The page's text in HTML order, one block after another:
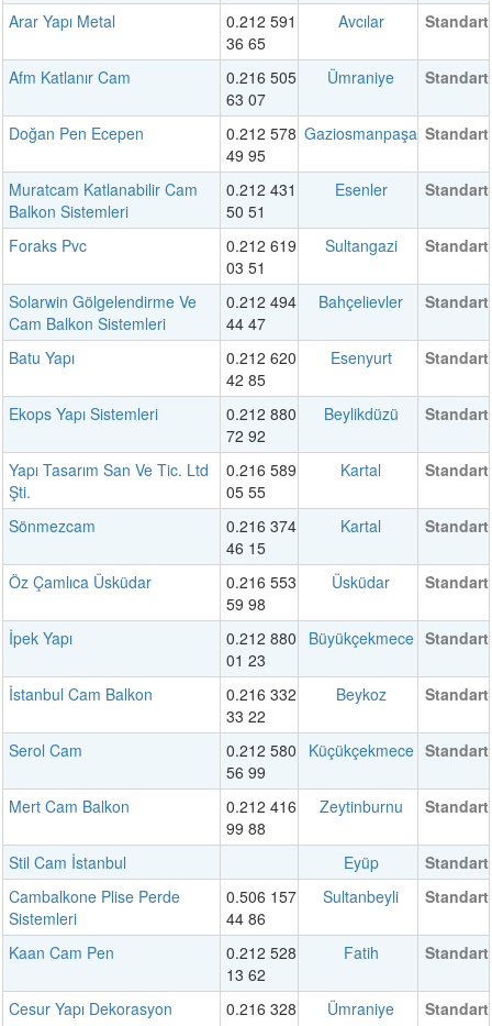
Arar Yapı Metal
0.212 591
36 65
Avcılar Standart
Afm Katlanır Cam
0.216 505
63 07
Ümraniye Standart
Doğan Pen Ecepen
0.212 578
49 95
Gaziosmanpaşa Standart
Muratcam Katlanabilir Cam
Balkon Sistemleri
0.212 431
50 51
Esenler Standart
Foraks Pvc
0.212 619
03 51
Sultangazi Standart
Solarwin Gölgelendirme Ve
Cam Balkon Sistemleri
0.212 494
44 47
Bahçelievler Standart
Batu Yapı
0.212 620
42 85
Esenyurt Standart
Ekops Yapı Sistemleri
0.212 880
72 92
Beylikdüzü Standart
Yapı Tasarım San Ve Tic. Ltd
Şti.
0.216 589
05 55
Kartal Standart
Sönmezcam
0.216 374
46 15
Kartal Standart
Öz Çamlıca Üsküdar
0.216 553
59 98
Üsküdar Standart
İpek Yapı
0.212 880
01 23
Büyükçekmece Standart
İstanbul Cam Balkon
0.216 332
33 22
Beykoz Standart
Serol Cam
0.212 580
56 99
Küçükçekmece Standart
Mert Cam Balkon
0.212 416
99 88
Zeytinburnu Standart
Stil Cam İstanbul Eyüp
Standart
Cambalkone Plise Perde
Sistemleri
0.506 157
44 86
Sultanbeyli Standart
Kaan Cam Pen
0.212 528
13 62
Fatih Standart
Cesur Yapı Dekorasyon
0.216 328
Ümraniye Standart